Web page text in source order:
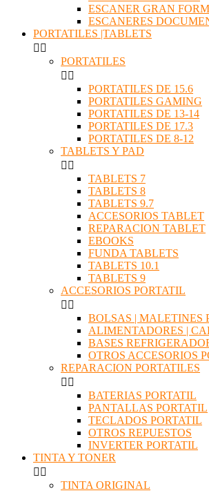
ESCANER GRAN
ESCANERES
PORTATILES |TABLETS
 
PORTATILES
 
PORTATILES DE 15.6
PORTATILES GAMING
PORTATILES DE 13-14
PORTATILES DE 17.3
PORTATILES DE 8-12
TABLETS Y PAD
 
TABLETS 7
TABLETS 8
TABLETS 9.7
ACCESORIOS TABLET
REPARACION TABLET
EBOOKS
FUNDA TABLETS
TABLETS 10.1
TABLETS 9
ACCESORIOS PORTATIL
 
BOLSAS | MALETINES
ALIMENTADORES |
BASES
OTROS ACCESORIOS
REPARACION PORTATILES
 
BATERIAS PORTATIL
PANTALLAS PORTATIL
TECLADOS PORTATIL
OTROS REPUESTOS
INVERTER PORTATIL
TINTA Y TONER
 
TINTA ORIGINAL